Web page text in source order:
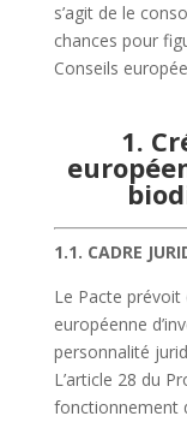
s’agit de le
chances pour
Conseils
1.
1.1. CADRE
Le Pacte
européenne
personnalité
L’article 28 du
fonctionnement